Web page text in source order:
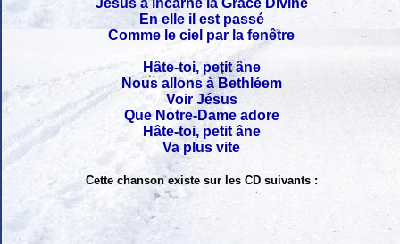
Jésus a incarné la Grâce Divine
En elle il est passé
Comme le ciel par la fenêtre
Hâte-toi, petit âne
Nous allons à Bethléem
Voir Jésus
Que Notre-Dame adore
Hâte-toi, petit âne
Va plus vite
Cette chanson existe sur les CD suivants :